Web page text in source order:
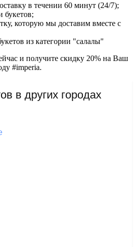
в течении 60 минут (24/7);
букетов;
которую мы доставим вместе с
из категории "салалы"
и получите скидку 20% на Ваш
#imperia.
в других городах